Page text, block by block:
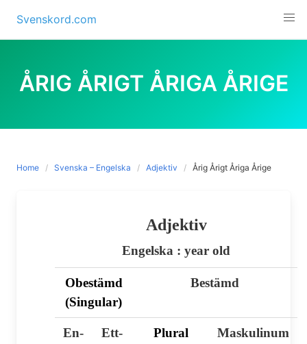
content
Svenskord.com
ÅRIG ÅRIGT ÅRIGA ÅRIGE
Home Svenska – Engelska Adjektiv Årig Årigt Åriga Årige
Adjektiv
Engelska : year old
Obestämd
(Singular)
Bestämd
En-
Ett-
Plural
Maskulinum